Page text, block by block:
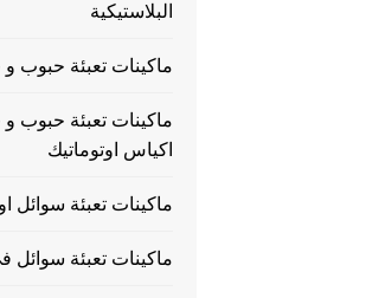
البلاستيكية
ماكينات تعبئة حبوب و
ماكينات تعبئة حبوب
اكياس اوتوماتيك
ماكينات تعبئة سوائل
ماكينات تعبئة سوائل